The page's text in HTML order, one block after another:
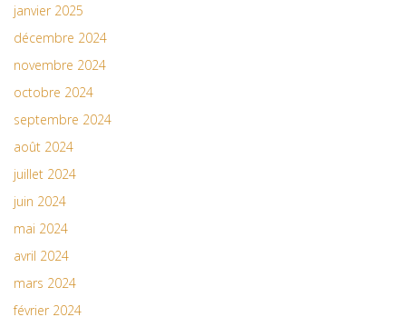
janvier 2025
décembre 2024
novembre 2024
octobre 2024
septembre 2024
août 2024
juillet 2024
juin 2024
mai 2024
avril 2024
mars 2024
février 2024